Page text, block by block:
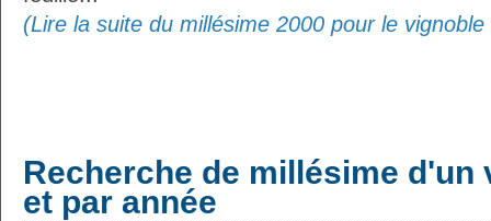
(Lire la suite du millésime 2000 pour le
Recherche de millésime d'un
et par année